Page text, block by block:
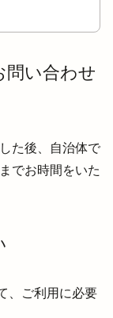
問い合わせ
た後、自治体で
でお時間をいた
、ご利用に必要